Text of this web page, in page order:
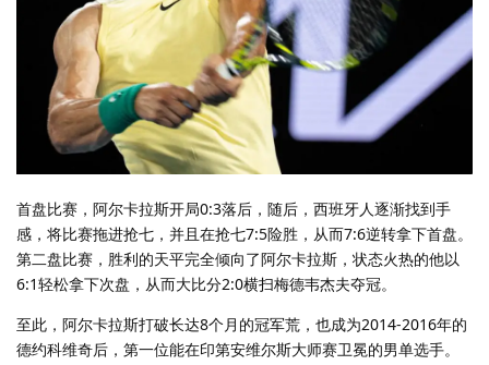
首盘比赛，阿尔卡拉斯开局0:3落后，随后，西班牙人逐渐找到手
感，将比赛拖进抢七，并且在抢七7:5险胜，从而7:6逆转拿下首盘。
第二盘比赛，胜利的天平完全倾向了阿尔卡拉斯，状态火热的他以
6:1轻松拿下次盘，从而大比分2:0横扫梅德韦杰夫夺冠。
至此，阿尔卡拉斯打破长达8个月的冠军荒，也成为2014-2016年的
德约科维奇后，第一位能在印第安维尔斯大师赛卫冕的男单选手。